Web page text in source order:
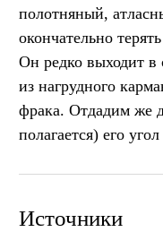
полотняный,
окончательно
Он редко выходит в
из нагрудного
фрака. Отдадим же
полагается) его
Источники